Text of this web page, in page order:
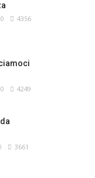
0 4356
0 4249
3661